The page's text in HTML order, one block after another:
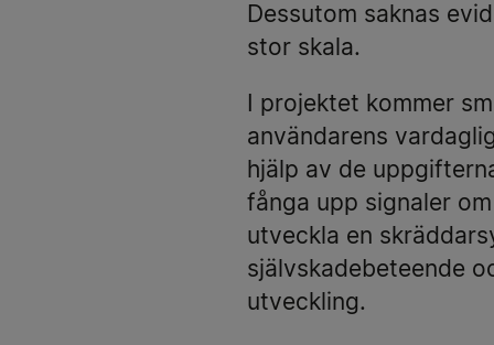
Dessutom saknas
stor skala.
I projektet kommer
användarens
hjälp av de
fånga upp signaler
utveckla en
självskadebeteende
utveckling.